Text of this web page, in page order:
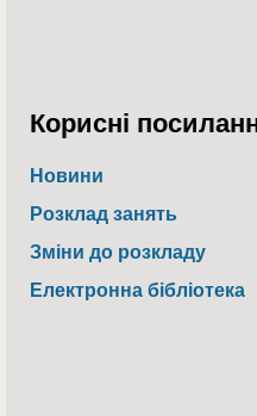
Корисні
Новини
Розклад занять
Зміни до розкладу
Електронна бібліотека